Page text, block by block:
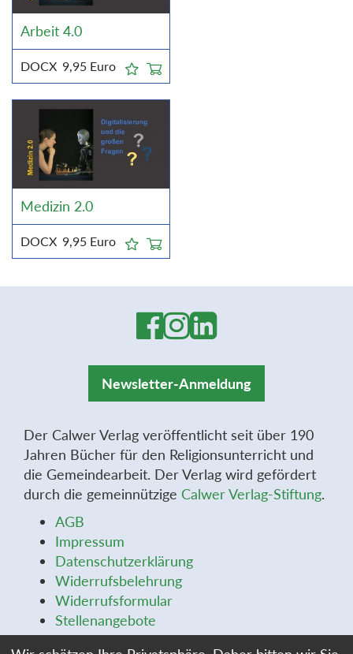
Arbeit 4.0
DOCX 9,95 Euro
Medizin 2.0
DOCX 9,95 Euro
Newsletter-Anmeldung
Der Calwer Verlag veröffentlicht seit über 190
Jahren Bücher für den Religionsunterricht und
die Gemeindearbeit. Der Verlag wird gefördert
durch die gemeinnützige Calwer Verlag-Stiftung.
AGB
Impressum
Datenschutzerklärung
Widerrufsbelehrung
Widerrufsformular
Stellenangebote
Cookie-Einstellungen